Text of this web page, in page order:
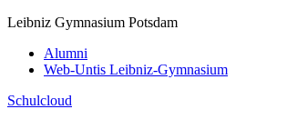
Leibniz Gymnasium Potsdam
Alumni
Web-Untis Leibniz-Gymnasium
Schulcloud